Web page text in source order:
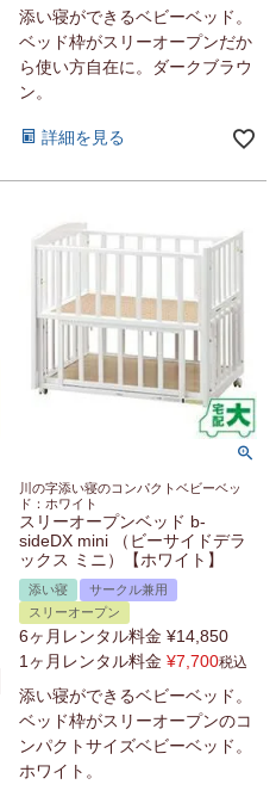
添い寝ができるベビーベッド。
ベッド枠がスリーオープンだか
ら使い方自在に。ダークブラウ
ン。
詳細を見る
川の字添い寝のコンパクトベビーベッ
ド：ホワイト
スリーオープンベッド b-
sideDX mini （ビーサイドデラ
ックス ミニ）【ホワイト】
添い寝
サークル兼用
スリーオープン
6ヶ月レンタル料金 ¥14,850
1ヶ月レンタル料金 ¥7,700税込
添い寝ができるベビーベッド。
ベッド枠がスリーオープンのコ
ンパクトサイズベビーベッド。
ホワイト。